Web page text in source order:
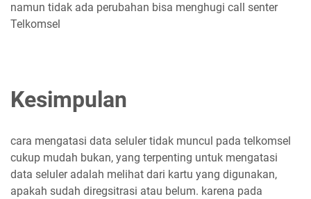
namun tidak ada perubahan bisa menghugi call senter
Telkomsel
Kesimpulan
cara mengatasi data seluler tidak muncul pada telkomsel
cukup mudah bukan, yang terpenting untuk mengatasi
data seluler adalah melihat dari kartu yang digunakan,
apakah sudah diregsitrasi atau belum. karena pada